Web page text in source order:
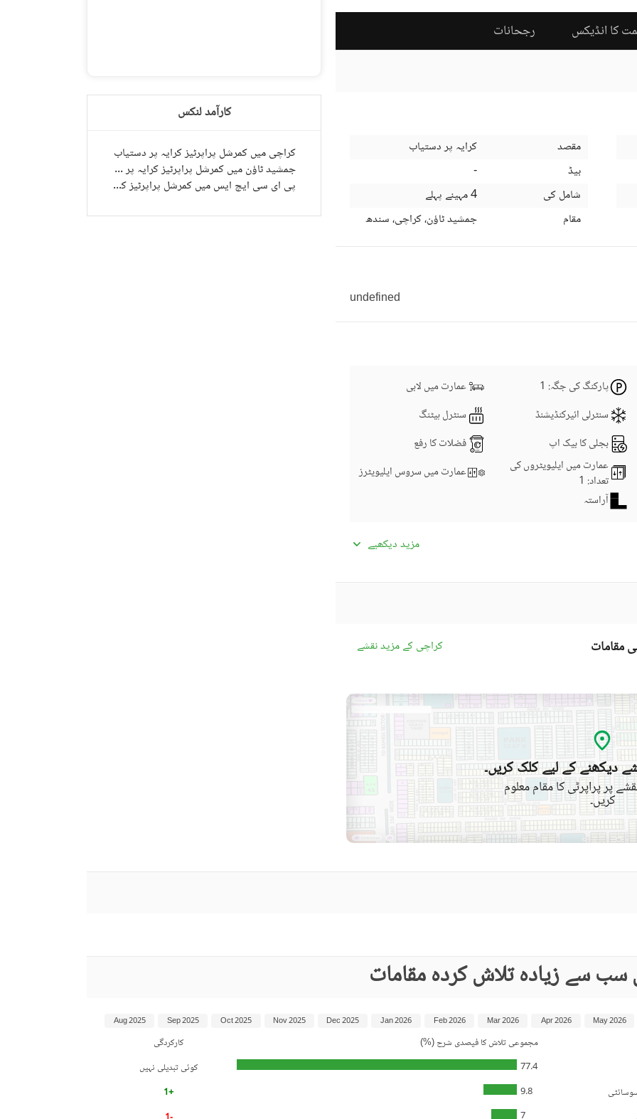
کا انڈیکس رجحانات
مقصد
کرایہ پر دستیاب
بیڈ
-
شامل کی
4 مہینے پہلے
مقام
جمشید ٹاؤن، کراچی، سندھ
undefined
پارکنگ کی جگہ: 1
عمارت میں لابی
سنٹرلی ائیرکنڈیشنڈ
سنٹرل ہیٹنگ
بجلی کا بیک اپ
فضلات کا رفع
عمارت میں ایلیویٹروں کی
تعداد: 1
عمارت میں سروس ایلیویٹرز
آراستہ
بچوں کے کھیلنے کا حصہ
کمیونٹی مسجد
کمیونٹی سنٹر
دیگر صحت کی دیکھ بھال اور
تفریح کی سہولیات
مزید دیکھیے
مقامات کراچی کے مزید نقشے
دیکھنے کے لیے کلک کریں۔
پر پراپرٹی کا مقام معلوم
کریں۔
سے زیادہ تلاش کردہ مقامات
مجموعی تلاش کا فیصدی شرح (%)
کارکردگی
77.4
کوئی تبدیلی نہیں
9.8
+1
May 2026
Apr 2026
Mar 2026
Feb 2026
Jan 2026
Dec 2025
Nov 2025
Oct 2025
Sep 2025
Aug 2025
کارآمد لنکس
کراچی میں کمرشل پراپرٹیز کرایہ پر دستیاب
جمشید ٹاؤن میں کمرشل پراپرٹیز کرایہ پر دستیاب
پی ای سی ایچ ایس میں کمرشل پراپرٹیز کرایہ پر دستیاب